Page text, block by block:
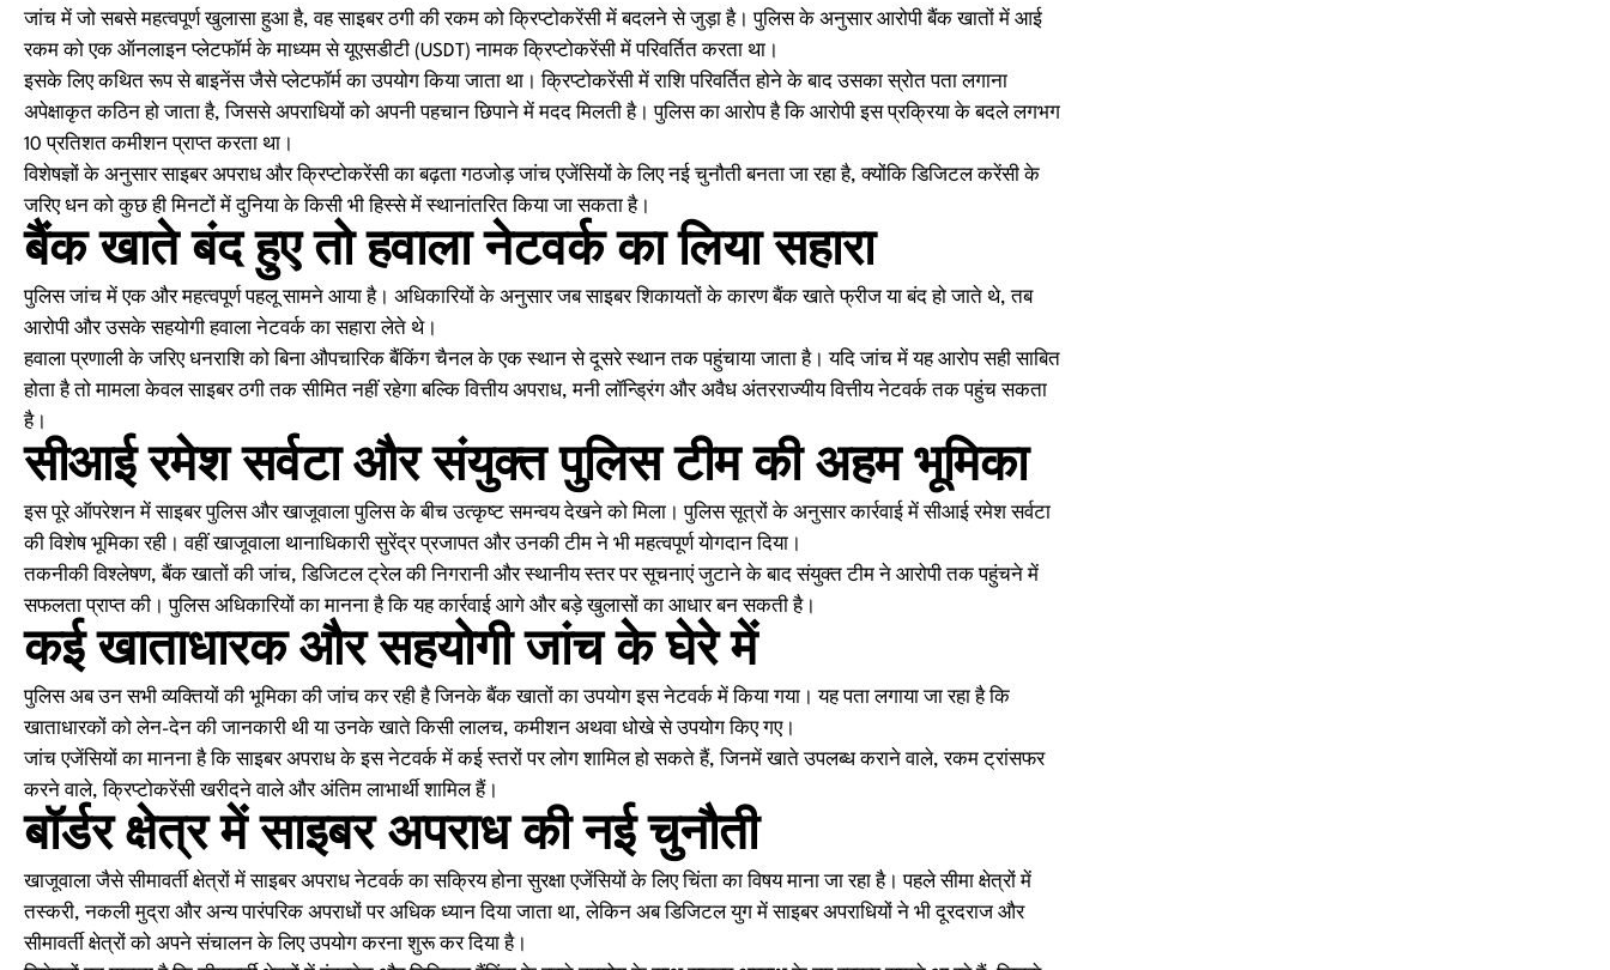
जांच में जो सबसे महत्वपूर्ण खुलासा हुआ है, वह साइबर ठगी की रकम को क्रिप्टोकरेंसी में बदलने से जुड़ा है। पुलिस के अनुसार आरोपी बैंक खातों में आई
रकम को एक ऑनलाइन प्लेटफॉर्म के माध्यम से यूएसडीटी (USDT) नामक क्रिप्टोकरेंसी में परिवर्तित करता था।
इसके लिए कथित रूप से बाइनेंस जैसे प्लेटफॉर्म का उपयोग किया जाता था। क्रिप्टोकरेंसी में राशि परिवर्तित होने के बाद उसका स्रोत पता लगाना
अपेक्षाकृत कठिन हो जाता है, जिससे अपराधियों को अपनी पहचान छिपाने में मदद मिलती है। पुलिस का आरोप है कि आरोपी इस प्रक्रिया के बदले लगभग
10 प्रतिशत कमीशन प्राप्त करता था।
विशेषज्ञों के अनुसार साइबर अपराध और क्रिप्टोकरेंसी का बढ़ता गठजोड़ जांच एजेंसियों के लिए नई चुनौती बनता जा रहा है, क्योंकि डिजिटल करेंसी के
जरिए धन को कुछ ही मिनटों में दुनिया के किसी भी हिस्से में स्थानांतरित किया जा सकता है।
बैंक खाते बंद हुए तो हवाला नेटवर्क का लिया सहारा
पुलिस जांच में एक और महत्वपूर्ण पहलू सामने आया है। अधिकारियों के अनुसार जब साइबर शिकायतों के कारण बैंक खाते फ्रीज या बंद हो जाते थे, तब
आरोपी और उसके सहयोगी हवाला नेटवर्क का सहारा लेते थे।
हवाला प्रणाली के जरिए धनराशि को बिना औपचारिक बैंकिंग चैनल के एक स्थान से दूसरे स्थान तक पहुंचाया जाता है। यदि जांच में यह आरोप सही साबित
होता है तो मामला केवल साइबर ठगी तक सीमित नहीं रहेगा बल्कि वित्तीय अपराध, मनी लॉन्ड्रिंग और अवैध अंतरराज्यीय वित्तीय नेटवर्क तक पहुंच सकता
है।
सीआई रमेश सर्वटा और संयुक्त पुलिस टीम की अहम भूमिका
इस पूरे ऑपरेशन में साइबर पुलिस और खाजूवाला पुलिस के बीच उत्कृष्ट समन्वय देखने को मिला। पुलिस सूत्रों के अनुसार कार्रवाई में सीआई रमेश सर्वटा
की विशेष भूमिका रही। वहीं खाजूवाला थानाधिकारी सुरेंद्र प्रजापत और उनकी टीम ने भी महत्वपूर्ण योगदान दिया।
तकनीकी विश्लेषण, बैंक खातों की जांच, डिजिटल ट्रेल की निगरानी और स्थानीय स्तर पर सूचनाएं जुटाने के बाद संयुक्त टीम ने आरोपी तक पहुंचने में
सफलता प्राप्त की। पुलिस अधिकारियों का मानना है कि यह कार्रवाई आगे और बड़े खुलासों का आधार बन सकती है।
कई खाताधारक और सहयोगी जांच के घेरे में
पुलिस अब उन सभी व्यक्तियों की भूमिका की जांच कर रही है जिनके बैंक खातों का उपयोग इस नेटवर्क में किया गया। यह पता लगाया जा रहा है कि
खाताधारकों को लेन-देन की जानकारी थी या उनके खाते किसी लालच, कमीशन अथवा धोखे से उपयोग किए गए।
जांच एजेंसियों का मानना है कि साइबर अपराध के इस नेटवर्क में कई स्तरों पर लोग शामिल हो सकते हैं, जिनमें खाते उपलब्ध कराने वाले, रकम ट्रांसफर
करने वाले, क्रिप्टोकरेंसी खरीदने वाले और अंतिम लाभार्थी शामिल हैं।
बॉर्डर क्षेत्र में साइबर अपराध की नई चुनौती
खाजूवाला जैसे सीमावर्ती क्षेत्रों में साइबर अपराध नेटवर्क का सक्रिय होना सुरक्षा एजेंसियों के लिए चिंता का विषय माना जा रहा है। पहले सीमा क्षेत्रों में
तस्करी, नकली मुद्रा और अन्य पारंपरिक अपराधों पर अधिक ध्यान दिया जाता था, लेकिन अब डिजिटल युग में साइबर अपराधियों ने भी दूरदराज और
सीमावर्ती क्षेत्रों को अपने संचालन के लिए उपयोग करना शुरू कर दिया है।